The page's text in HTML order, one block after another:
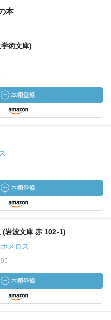
本
術文庫)
(岩波文庫 赤 102-1)
メロス